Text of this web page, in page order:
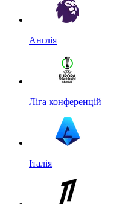
Англія
Ліга конференцій
Італія